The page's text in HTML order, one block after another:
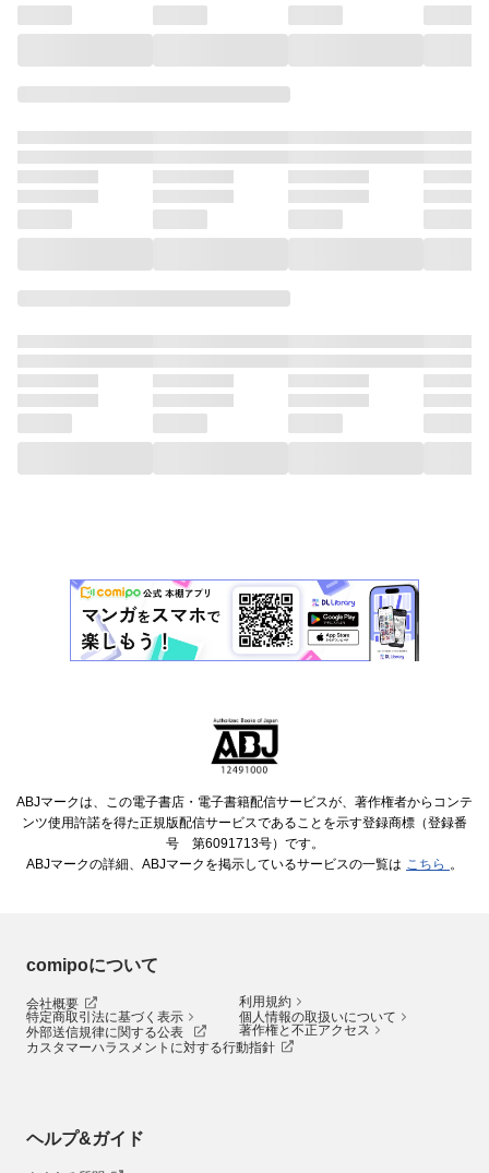
ABJマークは、この電子書店・電子書籍配信サービスが、著作権者からコンテ
ンツ使用許諾を得た正規版配信サービスであることを示す登録商標（登録番
号 第6091713号）です。
ABJマークの詳細、ABJマークを掲示しているサービスの一覧は こちら 。
comipoについて
会社概要
利用規約
特定商取引法に基づく表示
個人情報の取扱いについて
外部送信規律に関する公表
著作権と不正アクセス
カスタマーハラスメントに対する行動指針
ヘルプ&ガイド